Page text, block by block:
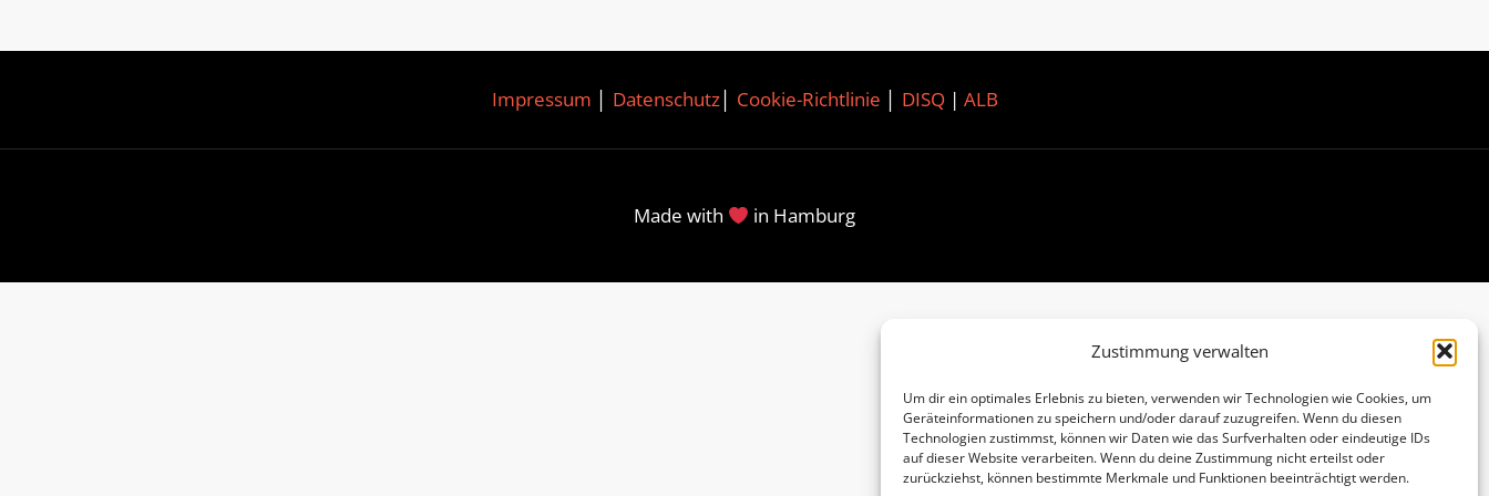
Zustimmung verwalten
Um dir ein optimales Erlebnis zu bieten, verwenden wir Technologien wie Cookies, um
Geräteinformationen zu speichern und/oder darauf zuzugreifen. Wenn du diesen
Technologien zustimmst, können wir Daten wie das Surfverhalten oder eindeutige IDs
auf dieser Website verarbeiten. Wenn du deine Zustimmung nicht erteilst oder
zurückziehst, können bestimmte Merkmale und Funktionen beeinträchtigt werden.
Impressum Datenschutz│ Cookie-Richtlinie DISQ| ALB
Made with in Hamburg